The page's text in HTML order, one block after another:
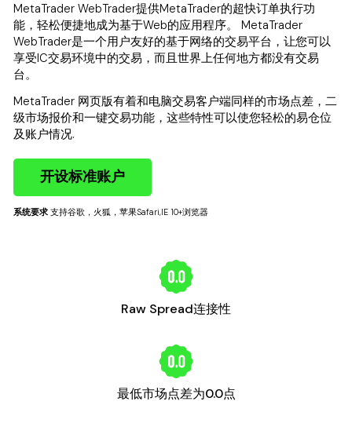
MetaTrader WebTrader提供MetaTrader的超快订单执行功
能，轻松便捷地成为基于Web的应用程序。 MetaTrader
WebTrader是一个用户友好的基于网络的交易平台，让您可以
享受IC交易环境中的交易，而且世界上任何地方都没有交易
台。
MetaTrader 网页版有着和电脑交易客户端同样的市场点差，二
级市场报价和一键交易功能，这些特性可以使您轻松的易仓位
及账户情况.
开设标准账户
系统要求 支持谷歌，火狐，苹果Safari,IE 10+浏览器
Raw Spread连接性
最低市场点差为0.0点